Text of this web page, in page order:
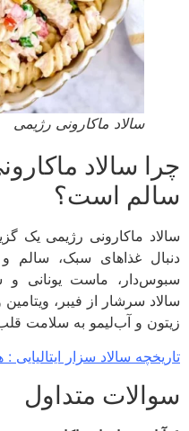
سالاد ماکارونی رژیمی
سالاد ماکارونی
است؟
ماکارونی رژیمی یک
غذاهای سبک، سالم و
ماست یونانی و
سرشار از فیبر، ویتامین و
و آب‌لیمو به سلامت قلب
سالاد سزار ایتالیایی :
متداول